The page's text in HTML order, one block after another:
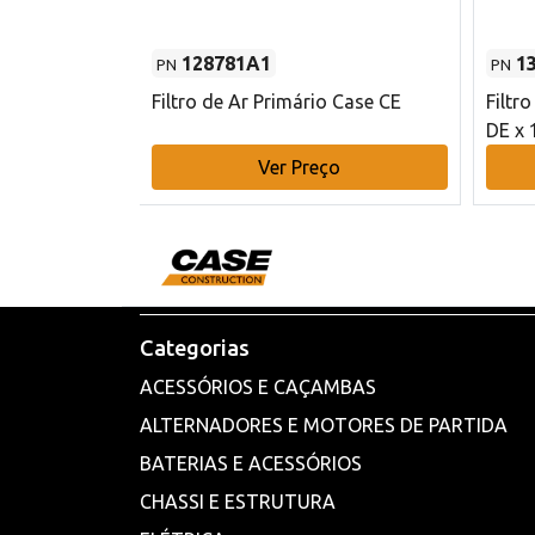
PN 128781A1
Filtro de Ar Primário Case CE
Ver Preço
PN
DE x
Categorias
ACESSÓRIOS E CAÇAMBAS
ALTERNADORES E MOTORES DE PARTIDA
BATERIAS E ACESSÓRIOS
CHASSI E ESTRUTURA